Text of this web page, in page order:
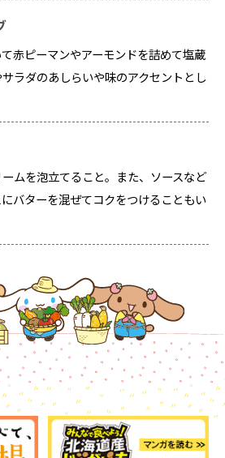
赤ピーマンやアーモンドを詰めて塩蔵
ラダのあしらいや味のアクセントとし
ムを泡立てること。また、ソースなど
バターを混ぜてコクをつけることもい